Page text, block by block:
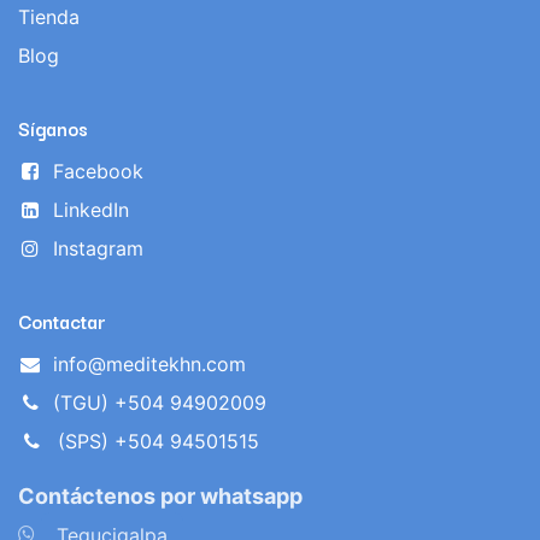
Tienda
Blog
Síganos
Facebook
LinkedIn
Instagram
Contactar
info@meditekhn.com
(TGU) +504 94902009
(SPS) +504 94501515
Contáctenos por whatsapp